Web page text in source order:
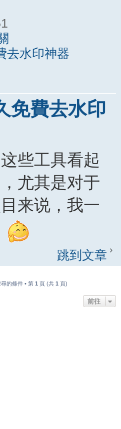
去水印神器
免費去水印
些工具看起
尤其是对于
来说，我一
跳到文章
的條件 • 第 1 頁 (共 1 頁)
前往